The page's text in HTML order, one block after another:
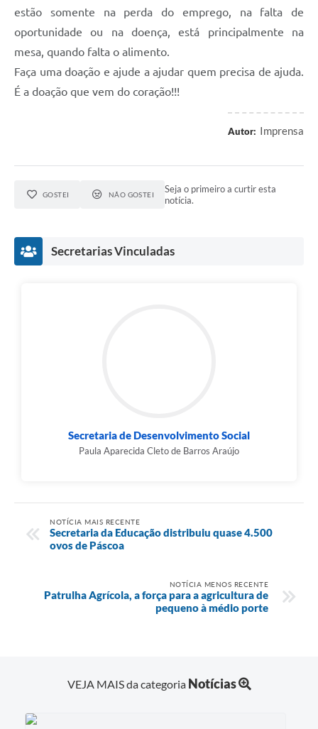
estão somente na perda do emprego, na falta de
oportunidade ou na doença, está principalmente na
mesa, quando falta o alimento.
Faça uma doação e ajude a ajudar quem precisa de ajuda.
É a doação que vem do coração!!!
Autor: Imprensa
GOSTEI NÃO GOSTEI
Seja o primeiro a curtir esta
notícia.
Secretarias Vinculadas
Secretaria de Desenvolvimento Social
Paula Aparecida Cleto de Barros Araújo
NOTÍCIA MAIS RECENTE
Secretaria da Educação distribuiu quase 4.500
ovos de Páscoa
NOTÍCIA MENOS RECENTE
Patrulha Agrícola, a força para a agricultura de
pequeno à médio porte
VEJA MAIS da categoria Notícias